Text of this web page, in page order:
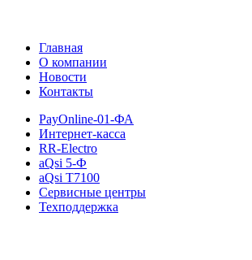
Главная
О компании
Новости
Контакты
PayOnline-01-ФА
Интернет-касса
RR-Electro
aQsi 5-Ф
aQsi T7100
Сервисные центры
Техподдержка